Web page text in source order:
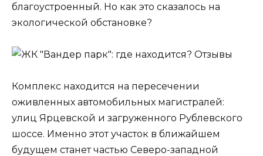
благоустроенный. Но как это сказалось на
экологической обстановке?
Комплекс находится на пересечении
оживленных автомобильных магистралей:
улиц Ярцевской и загруженного Рублевского
шоссе. Именно этот участок в ближайшем
будущем станет частью Северо-западной